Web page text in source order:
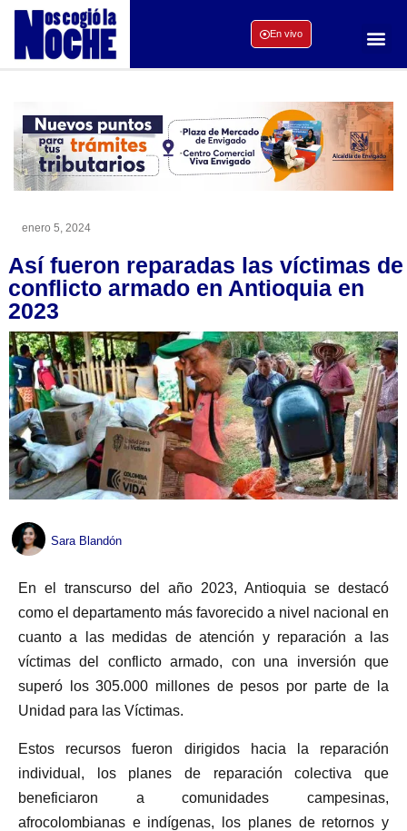
En vivo
enero 5, 2024
Así fueron reparadas las víctimas de
conflicto armado en Antioquia en
2023
Sara Blandón
En el transcurso del año 2023, Antioquia se destacó
como el departamento más favorecido a nivel nacional en
cuanto a las medidas de atención y reparación a las
víctimas del conflicto armado, con una inversión que
superó los 305.000 millones de pesos por parte de la
Unidad para las Víctimas.
Estos recursos fueron dirigidos hacia la reparación
individual, los planes de reparación colectiva que
beneficiaron a comunidades campesinas,
afrocolombianas e indígenas, los planes de retornos y